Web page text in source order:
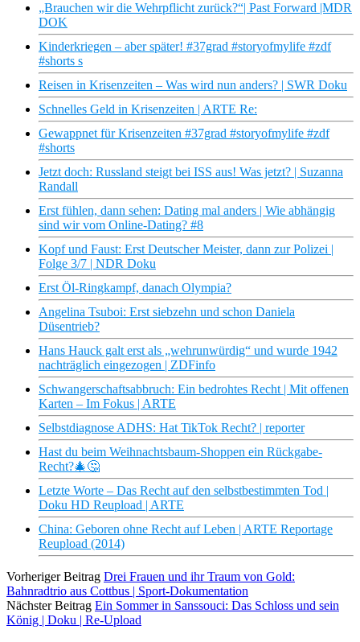
„Brauchen wir die Wehrpflicht zurück?“| Past Forward |MDR
DOK
Kinderkriegen – aber später! #37grad #storyofmylife #zdf
#shorts s
Reisen in Krisenzeiten – Was wird nun anders? | SWR Doku
Schnelles Geld in Krisenzeiten | ARTE Re:
Gewappnet für Krisenzeiten #37grad #storyofmylife #zdf
#shorts
Jetzt doch: Russland steigt bei ISS aus! Was jetzt? | Suzanna
Randall
Erst fühlen, dann sehen: Dating mal anders | Wie abhängig
sind wir vom Online-Dating? #8
Kopf und Faust: Erst Deutscher Meister, dann zur Polizei |
Folge 3/7 | NDR Doku
Erst Öl-Ringkampf, danach Olympia?
Angelina Tsuboi: Erst siebzehn und schon Daniela
Düsentrieb?
Hans Hauck galt erst als „wehrunwürdig“ und wurde 1942
nachträglich eingezogen | ZDFinfo
Schwangerschaftsabbruch: Ein bedrohtes Recht | Mit offenen
Karten – Im Fokus | ARTE
Selbstdiagnose ADHS: Hat TikTok Recht? | reporter
Hast du beim Weihnachtsbaum-Shoppen ein Rückgabe-
Recht?🎄🤔
Letzte Worte – Das Recht auf den selbstbestimmten Tod |
Doku HD Reupload | ARTE
China: Geboren ohne Recht auf Leben | ARTE Reportage
Reupload (2014)
Vorheriger Beitrag Drei Frauen und ihr Traum von Gold:
Bahnradtrio aus Cottbus | Sport-Dokumentation
Nächster Beitrag Ein Sommer in Sanssouci: Das Schloss und sein
König | Doku | Re-Upload